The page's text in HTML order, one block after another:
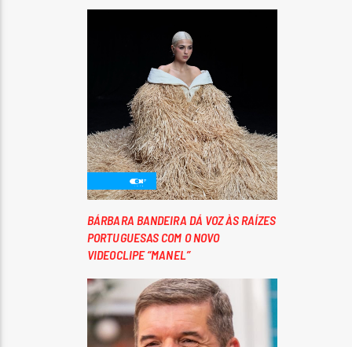
BÁRBARA BANDEIRA DÁ VOZ ÀS RAÍZES
PORTUGUESAS COM O NOVO
VIDEOCLIPE “MANEL”